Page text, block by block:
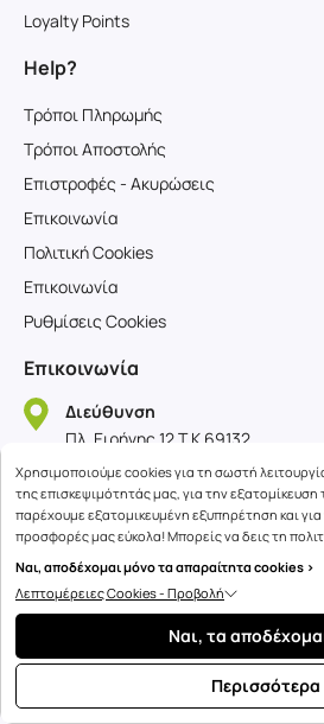
Loyalty Points
Help?
Τρόποι Πληρωμής
Τρόποι Αποστολής
Επιστροφές - Ακυρώσεις
Επικοινωνία
Πολιτική Cookies
Επικοινωνία
Ρυθμίσεις Cookies
Επικοινωνία
Διεύθυνση
Πλ. Ειρήνης 12 T.K 69132,
Κομοτηνή, Ελλάδα
Ωράριο λειτουργίας
ΔΕΥ-TET-ΠΑΡ: 08:00 - 14:30
ΤΡΙ-ΠΕΜ: 8:00 - 14:30 / 17:30 -
Χρησιμοποιούμε cookies για τη σωστή
της επισκεψιμότητάς μας, για την
παρέχουμε εξατομικευμένη εξυπηρέτηση και για
προσφορές μας εύκολα! Μπορείς να δεις τη
Ναι, αποδέχομαι μόνο τα απαραίτητα cookies >
Λεπτομέρειες Cookies - Προβολή
Ναι, τα
Περισσότερα